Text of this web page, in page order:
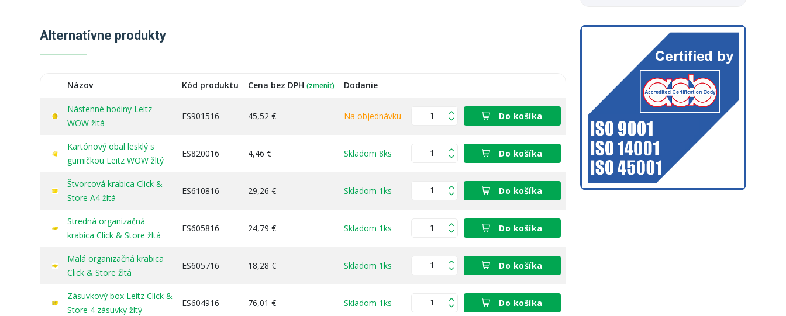
Alternatívne produkty
Názov Kód produktu Cena bez DPH (zmeniť) Dodanie
Nástenné hodiny Leitz
WOW žltá
ES901516 45,52 € Na objednávku Do košíka
Kartónový obal lesklý s
gumičkou Leitz WOW žltý
ES820016 4,46 € Skladom 8ks Do košíka
Štvorcová krabica Click &
Store A4 žltá
ES610816 29,26 € Skladom 1ks Do košíka
Stredná organizačná
krabica Click & Store žltá
ES605816 24,79 € Skladom 1ks Do košíka
Malá organizačná krabica
Click & Store žltá
ES605716 18,28 € Skladom 1ks Do košíka
Zásuvkový box Leitz Click &
Store 4 zásuvky žltý
ES604916 76,01 € Skladom 1ks Do košíka